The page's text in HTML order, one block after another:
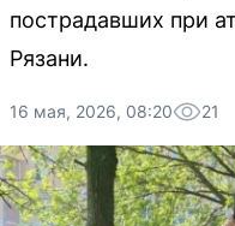
пострадавших при
Рязани.
16 мая, 2026, 08:20 21